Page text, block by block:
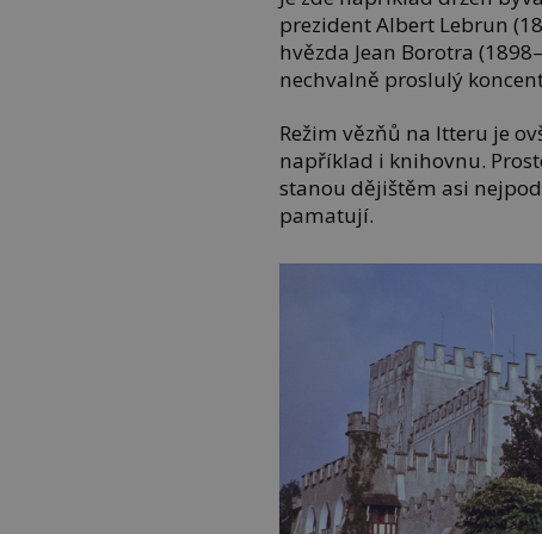
prezident Albert Lebrun
hvězda Jean Borotra
nechvalně proslulý
Režim vězňů na Itteru je
například i knihovnu.
stanou dějištěm asi
pamatují.